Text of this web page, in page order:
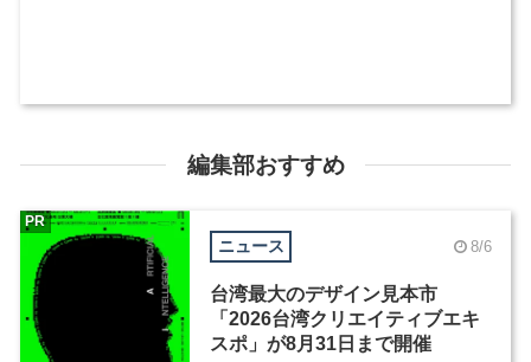
編集部おすすめ
ニュース 8/6
台湾最大のデザイン見本市
「2026台湾クリエイティブエキ
スポ」が8月31日まで開催
PR